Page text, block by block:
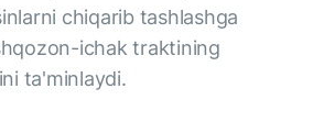
chiqarib tashlashga
ichak traktining
ta'minlaydi.